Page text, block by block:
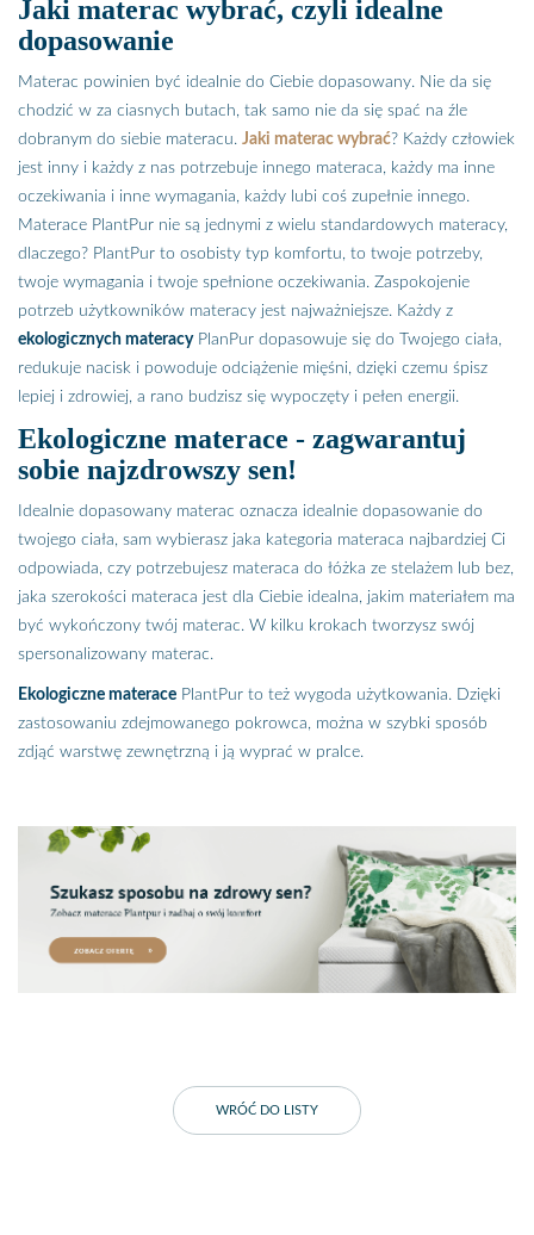
Jaki materac wybrać, czyli idealne
dopasowanie
Materac powinien być idealnie do Ciebie dopasowany. Nie da się
chodzić w za ciasnych butach, tak samo nie da się spać na źle
dobranym do siebie materacu. Jaki materac wybrać? Każdy człowiek
jest inny i każdy z nas potrzebuje innego materaca, każdy ma inne
oczekiwania i inne wymagania, każdy lubi coś zupełnie innego.
Materace PlantPur nie są jednymi z wielu standardowych materacy,
dlaczego? PlantPur to osobisty typ komfortu, to twoje potrzeby,
twoje wymagania i twoje spełnione oczekiwania. Zaspokojenie
potrzeb użytkowników materacy jest najważniejsze. Każdy z
ekologicznych materacyPlanPur dopasowuje się do Twojego ciała,
redukuje nacisk i powoduje odciążenie mięśni, dzięki czemu śpisz
lepiej i zdrowiej, a rano budzisz się wypoczęty i pełen energii.
Ekologiczne materace - zagwarantuj
sobie najzdrowszy sen!
Idealnie dopasowany materac oznacza idealnie dopasowanie do
twojego ciała, sam wybierasz jaka kategoria materaca najbardziej Ci
odpowiada, czy potrzebujesz materaca do łóżka ze stelażem lub bez,
jaka szerokości materaca jest dla Ciebie idealna, jakim materiałem ma
być wykończony twój materac. W kilku krokach tworzysz swój
spersonalizowany materac.
Ekologiczne materace PlantPur to też wygoda użytkowania. Dzięki
zastosowaniu zdejmowanego pokrowca, można w szybki sposób
zdjąć warstwę zewnętrzną i ją wyprać w pralce.
WRÓĆ DO LISTY